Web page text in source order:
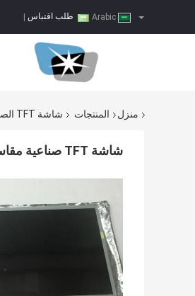
طلب اقتباس
منزل المنتجات شاشة TFT الصناعية
شاشة TFT صناعية مقاس 18.5 بوصة 1366 × 768 84PPI 300cd / m2 LC185EXN-SCA1